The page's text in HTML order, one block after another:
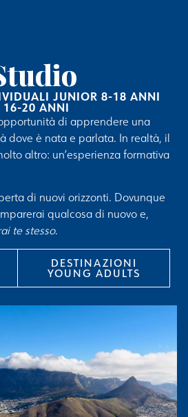
JUNIOR 8-18 ANNI
16-20 ANNI
di apprendere una
dove è nata e parlata. In realtà, il
altro: un’esperienza formativa
di nuovi orizzonti. Dovunque
qualcosa di nuovo e,
te stesso.
DESTINAZIONI
YOUNG ADULTS